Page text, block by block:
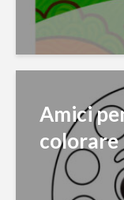
Amici
colorare